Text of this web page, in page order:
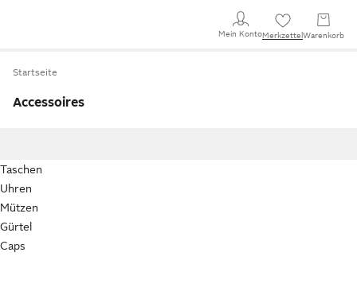
Mein KontoMerkzettel Warenkorb
Startseite
Accessoires
Taschen
Uhren
Mützen
Gürtel
Caps